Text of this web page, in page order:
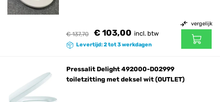
€ 103,00 incl. btw
€ 137,70
Levertijd: 2 tot 3 werkdagen
vergelijk
Pressalit Delight 492000-D02999
toiletzitting met deksel wit (OUTLET)